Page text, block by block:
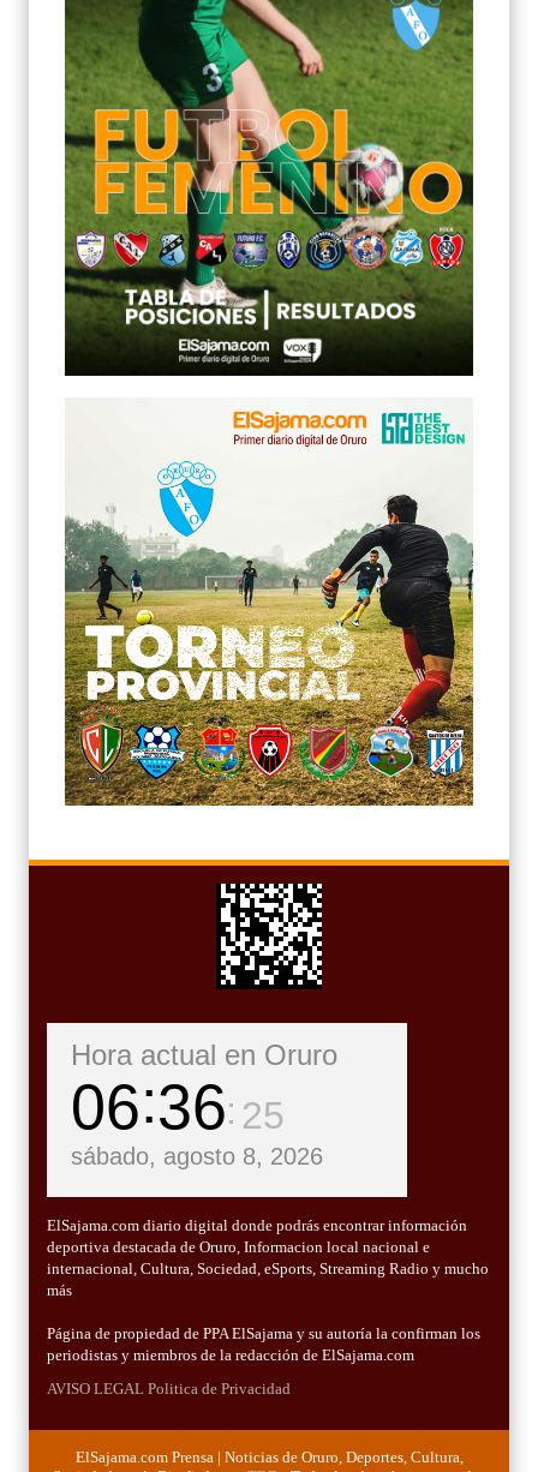
Hora actual en Oruro
06 36 26
sábado, agosto 8, 2026
ElSajama.com diario digital donde podrás encontrar información
deportiva destacada de Oruro, Informacion local nacional e
internacional, Cultura, Sociedad, eSports, Streaming Radio y mucho
más
Página de propiedad de PPA ElSajama y su autoría la confirman los
periodistas y miembros de la redacción de ElSajama.com
AVISO LEGAL Politica de Privacidad
ElSajama.com Prensa | Noticias de Oruro, Deportes, Cultura,